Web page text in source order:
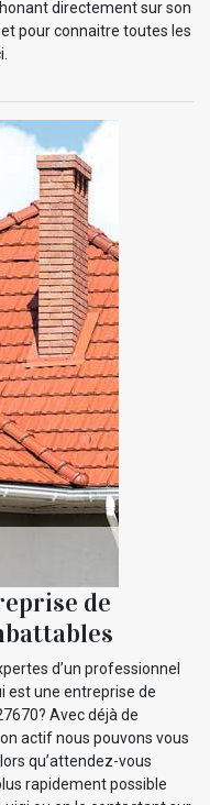
directement sur son
pour connaitre toutes les
de
d’un professionnel
est une entreprise de
Avec déjà de
actif nous pouvons vous
qu’attendez-vous
rapidement possible